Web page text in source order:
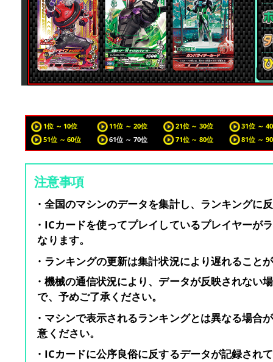
1位 ～ 10位 11位 ～ 20位 21位 ～ 30位
31位 ～
51位 ～ 60位
61位 ～ 70位 71位 ～ 80位 81位 ～
注意事項
・全国のマシンのデータを集計し、ランキングに
・ICカードを使ってプレイしているプレイヤーが
なります。
・ランキングの更新は集計状況により遅れること
・機械の通信状況により、データが反映されない
で、予めご了承ください。
・マシンで表示されるランキングとは異なる場合
意ください。
・ICカードに公序良俗に反するデータが記録され